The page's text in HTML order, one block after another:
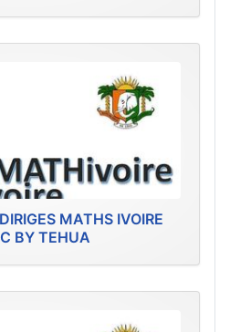
MATHS IVOIRE
BY TEHUA